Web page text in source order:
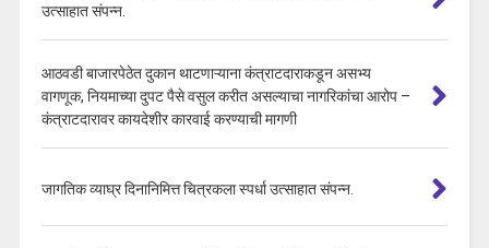
उत्साहात संपन्न.
आठवडी बाजारपेठेत दुकान थाटणाऱ्याना कंत्राटदाराकडून असभ्य
वागणूक, नियमाच्या दुपट पैसे वसुल करीत असल्याचा नागरिकांचा आरोप –
कंत्राटदारावर कायदेशीर कारवाई करण्याची मागणी
जागतिक व्याघ्र दिनानिमित्त चित्रकला स्पर्धा उत्साहात संपन्न.